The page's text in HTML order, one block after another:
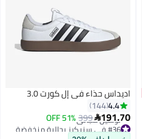
3
اديداس حذاء في إل كورت 3.0
4.4
144
191.70
399
51% OFF
#36 في سنيكرز رجالية منخفضة